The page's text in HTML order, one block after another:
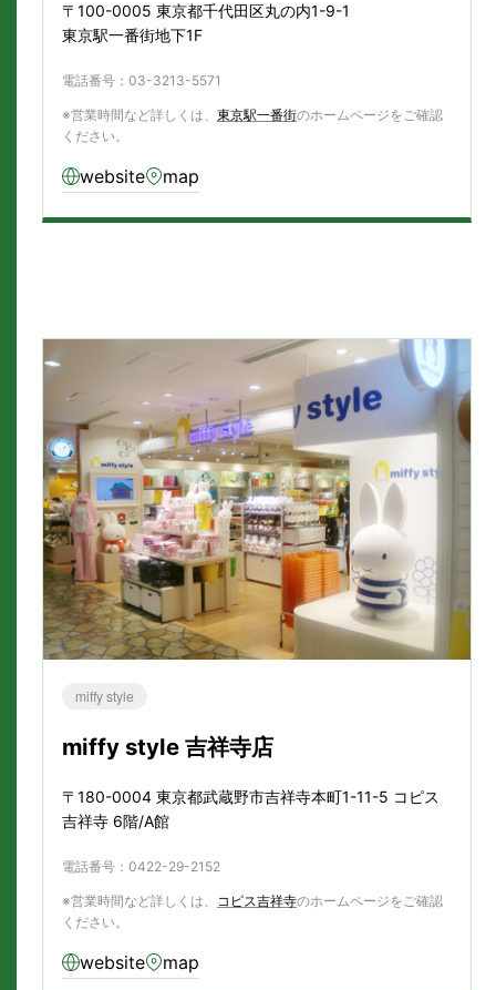
〒100-0005 東京都千代田区丸の内1-9-1
東京駅一番街地下1F
電話番号：03-3213-5571
※営業時間など詳しくは、 東京駅一番街のホームページをご確認
ください。
website map
miffy style
miffy style 吉祥寺店
〒180-0004 東京都武蔵野市吉祥寺本町1-11-5 コピス
吉祥寺 6階/A館
電話番号：0422-29-2152
※営業時間など詳しくは、 コピス吉祥寺のホームページをご確認
ください。
website map